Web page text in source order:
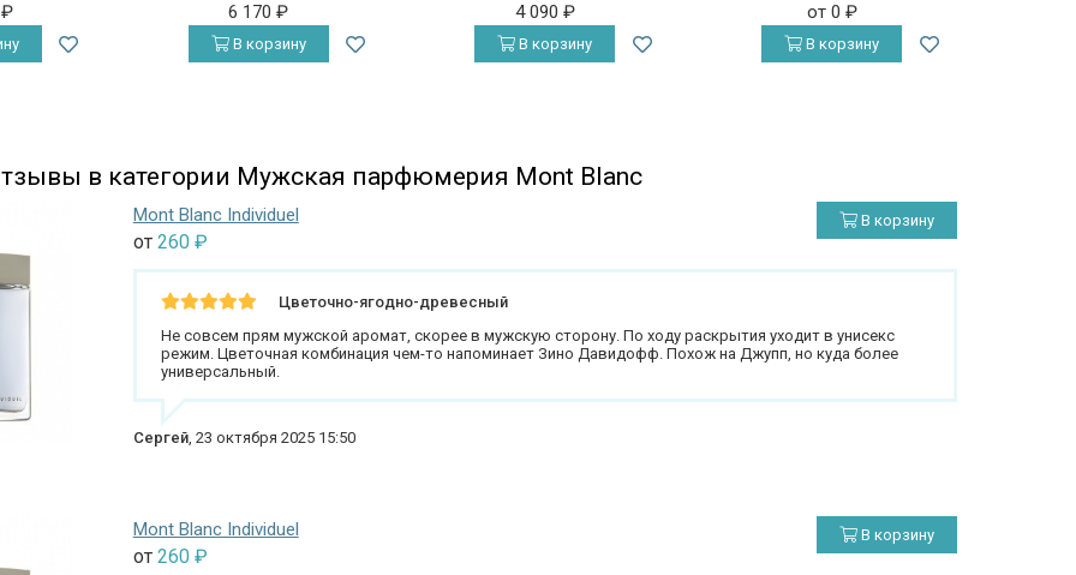
₽ 6 170₽
В корзину
4 090 ₽
В корзину
от 0 ₽
В корзину
в категории Мужская парфюмерия Mont Blanc
Mont Blanc Individuel
от 260 ₽
В корзину
Цветочно-ягодно-древесный
Не совсем прям мужской аромат, скорее в мужскую сторону. По ходу раскрытия уходит в унисекс
режим. Цветочная комбинация чем-то напоминает Зино Давидофф. Похож на Джупп, но куда более
универсальный.
Сергей, 23 октября 2025 15:50
Mont Blanc Individuel
от 260 ₽
В корзину